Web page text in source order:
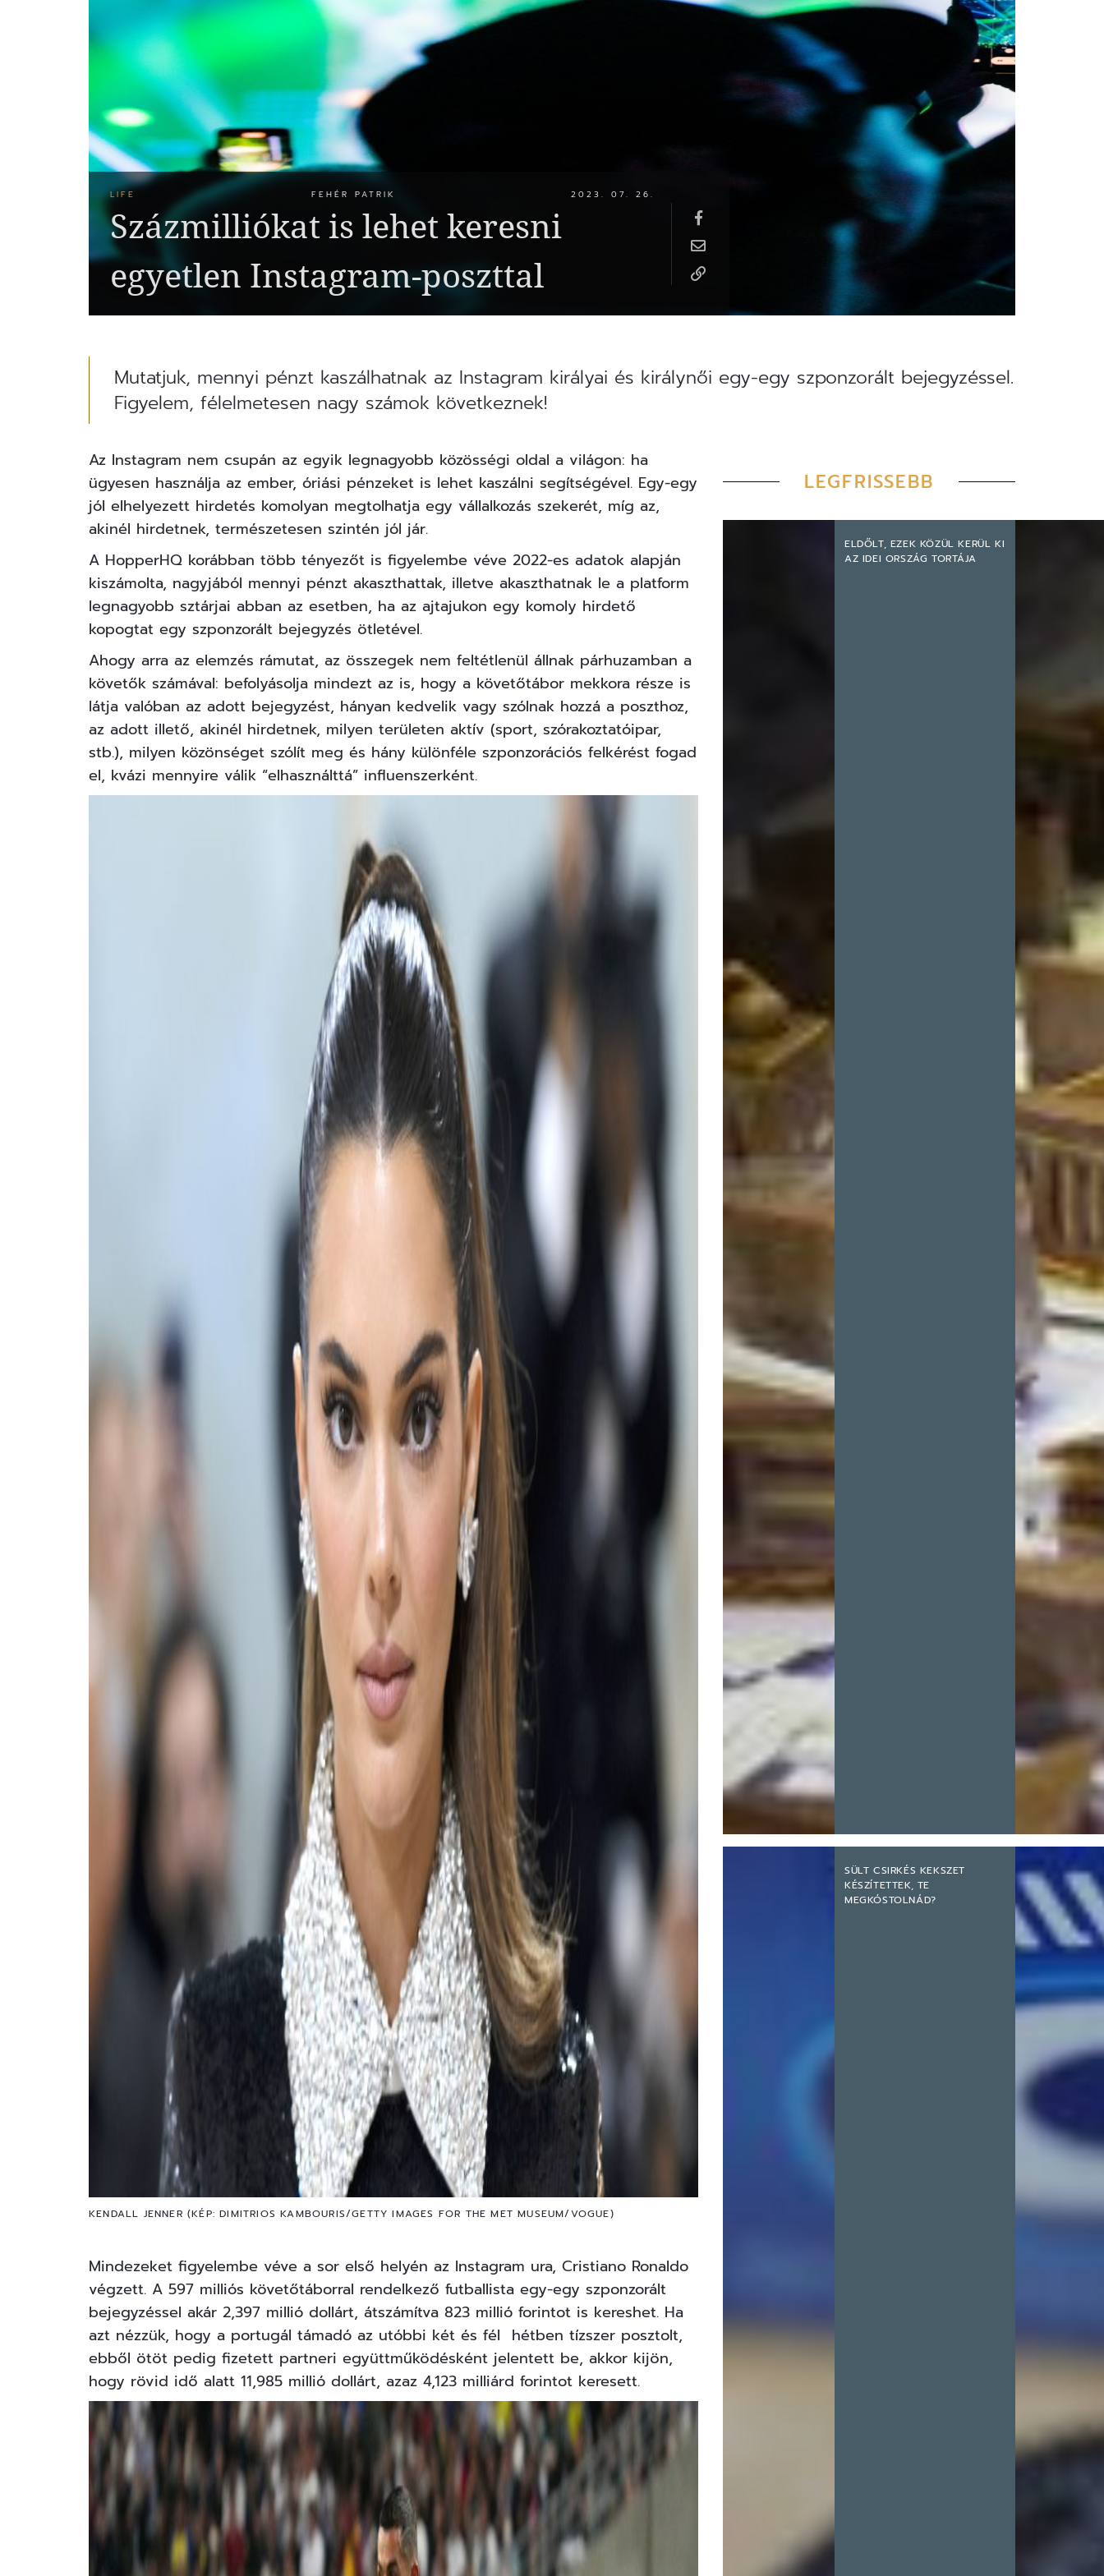
LIFE FEHÉR PATRIK 2023. 07. 26.
Százmilliókat is lehet keresni
egyetlen Instagram-poszttal
Mutatjuk, mennyi pénzt kaszálhatnak az Instagram királyai és királynői egy-egy szponzorált bejegyzéssel.
Figyelem, félelmetesen nagy számok következnek!
Az Instagram nem csupán az egyik legnagyobb közösségi oldal a világon: ha
ügyesen használja az ember, óriási pénzeket is lehet kaszálni segítségével. Egy-egy
jól elhelyezett hirdetés komolyan megtolhatja egy vállalkozás szekerét, míg az,
akinél hirdetnek, természetesen szintén jól jár.
A HopperHQ korábban több tényezőt is figyelembe véve 2022-es adatok alapján
kiszámolta, nagyjából mennyi pénzt akaszthattak, illetve akaszthatnak le a platform
legnagyobb sztárjai abban az esetben, ha az ajtajukon egy komoly hirdető
kopogtat egy szponzorált bejegyzés ötletével.
Ahogy arra az elemzés rámutat, az összegek nem feltétlenül állnak párhuzamban a
követők számával: befolyásolja mindezt az is, hogy a követőtábor mekkora része is
látja valóban az adott bejegyzést, hányan kedvelik vagy szólnak hozzá a poszthoz,
az adott illető, akinél hirdetnek, milyen területen aktív (sport, szórakoztatóipar,
stb.), milyen közönséget szólít meg és hány különféle szponzorációs felkérést fogad
el, kvázi mennyire válik “elhasználttá” influenszerként.
KENDALL JENNER (KÉP: DIMITRIOS KAMBOURIS/GETTY IMAGES FOR THE MET MUSEUM/VOGUE)
Mindezeket figyelembe véve a sor első helyén az Instagram ura, Cristiano Ronaldo
végzett. A 597 milliós követőtáborral rendelkező futballista egy-egy szponzorált
bejegyzéssel akár 2,397 millió dollárt, átszámítva 823 millió forintot is kereshet. Ha
azt nézzük, hogy a portugál támadó az utóbbi két és fél hétben tízszer posztolt,
ebből ötöt pedig fizetett partneri együttműködésként jelentett be, akkor kijön,
hogy rövid idő alatt 11,985 millió dollárt, azaz 4,123 milliárd forintot keresett.
LEGFRISSEBB
ELDŐLT, EZEK KÖZÜL KERÜL KI
AZ IDEI ORSZÁG TORTÁJA
SÜLT CSIRKÉS KEKSZET
KÉSZÍTETTEK, TE
MEGKÓSTOLNÁD?